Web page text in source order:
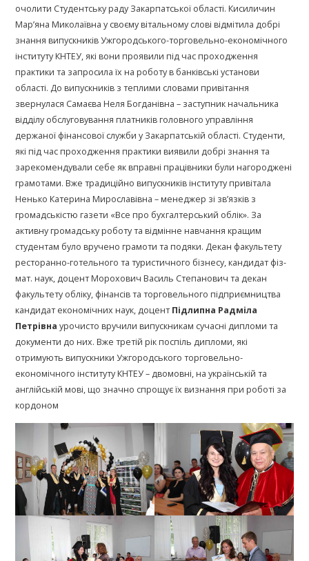
очолити Студентську раду Закарпатської області. Кисиличин
Мар’яна Миколаївна у своєму вітальному слові відмітила добрі
знання випускників Ужгородського-торговельно-економічного
інституту КНТЕУ, які вони проявили під час проходження
практики та запросила їх на роботу в банківські установи
області. До випускників з теплими словами привітання
звернулася Самаєва Неля Богданівна – заступник начальника
відділу обслуговування платників головного управління
держаної фінансової служби у Закарпатській області. Студенти,
які під час проходження практики виявили добрі знання та
зарекомендували себе як вправні працівники були нагороджені
грамотами. Вже традиційно випускників інституту привітала
Ненько Катерина Мирославівна – менеджер зі зв’язків з
громадськістю газети «Все про бухгалтерський облік». За
активну громадську роботу та відмінне навчання кращим
студентам було вручено грамоти та подяки. Декан факультету
ресторанно-готельного та туристичного бізнесу, кандидат фіз-
мат. наук, доцент Морохович Василь Степанович та декан
факультету обліку, фінансів та торговельного підприємництва
кандидат економічних наук, доцентПідлипна Радміла
Петрівна урочисто вручили випускникам сучасні дипломи та
документи до них. Вже третій рік поспіль дипломи, які
отримують випускники Ужгородського торговельно-
економічного інституту КНТЕУ – двомовні, на українській та
англійській мові, що значно спрощує їх визнання при роботі за
кордоном